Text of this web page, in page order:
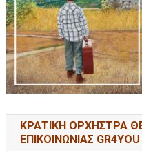
ΚΡΑΤΙΚΗ ΟΡΧΗΣΤΡΑ
ΕΠΙΚΟΙΝΩΝΙΑΣ GR4YOU